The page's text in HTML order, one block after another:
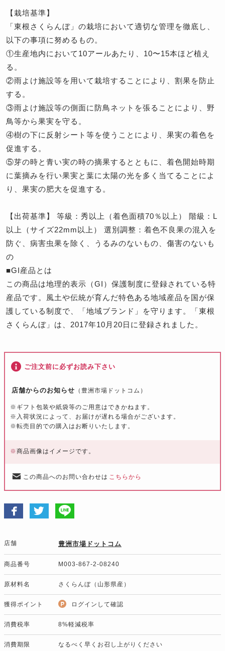
【栽培基準】
「東根さくらんぼ」の栽培において適切な管理を徹底し、
以下の事項に努めるもの。
①生産地内において10アールあたり、10〜15本ほど植え
る。
②雨よけ施設等を用いて栽培することにより、割果を防止
する。
③雨よけ施設等の側面に防鳥ネットを張ることにより、野
鳥等から果実を守る。
④樹の下に反射シート等を使うことにより、果実の着色を
促進する。
⑤芽の時と青い実の時の摘果するとともに、着色開始時期
に葉摘みを行い果実と葉に太陽の光を多く当てることによ
り、果実の肥大を促進する。
【出荷基準】 等級：秀以上（着色面積70％以上） 階級：L
以上（サイズ22mm以上） 選別調整：着色不良果の混入を
防ぐ、病害虫果を除く、うるみのないもの、傷害のないも
の
■GI産品とは
この商品は地理的表示（GI）保護制度に登録されている特
産品です。風土や伝統が育んだ特色ある地域産品を国が保
護している制度で、「地域ブランド」を守ります。「東根
さくらんぼ」は、2017年10月20日に登録されました。
ご注文前に必ずお読み下さい
店舗からのお知らせ （豊洲市場ドットコム）
※ギフト包装や紙袋等のご用意はできかねます。
※入荷状況によって、お届けが遅れる場合がございます。
※転売目的での購入はお断りいたします。
※商品画像はイメージです。
この商品へのお問い合わせは こちらから
店舗 豊洲市場ドットコム
商品番号 M003-867-2-08240
原材料名 さくらんぼ（山形県産）
獲得ポイント ログインして確認
消費税率 8%軽減税率
消費期限 なるべく早くお召し上がりください